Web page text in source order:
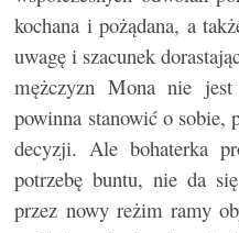
kochana i pożądana, a
uwagę i szacunek
mężczyzn Mona nie jest
powinna stanowić o sobie,
decyzji. Ale bohaterka
potrzebę buntu, nie da
przez nowy reżim ramy